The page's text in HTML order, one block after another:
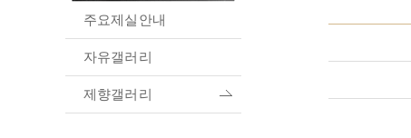
주요제실안내
자유갤러리
제향갤러리